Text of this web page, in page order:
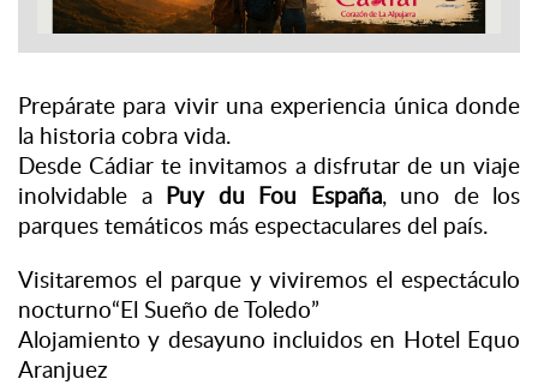
Prepárate para vivir una experiencia única donde
la historia cobra vida.
Desde Cádiar te invitamos a disfrutar de un viaje
inolvidable a Puy du Fou España, uno de los
parques temáticos más espectaculares del país.
Visitaremos el parque y viviremos el espectáculo
nocturno“El Sueño de Toledo”
Alojamiento y desayuno incluidos en Hotel Equo
Aranjuez